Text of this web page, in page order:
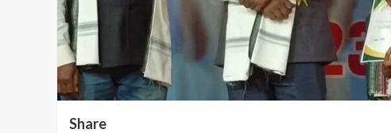
Share